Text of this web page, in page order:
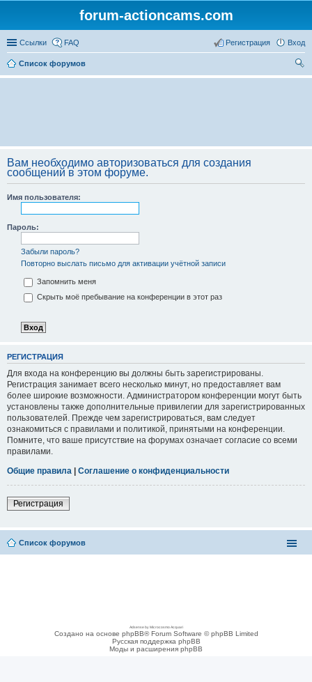
forum-actioncams.com
Ссылки FAQ Вход
Регистрация
Список форумов
ои
Вам необходимо авторизоваться для создания
сообщений в этом форуме.
Имя пользователя:
Пароль:
Забыли пароль?
Повторно выслать письмо для активации учётной записи
Запомнить меня
Скрыть моё пребывание на конференции в этот раз
РЕГИСТРАЦИЯ
Для входа на конференцию вы должны быть зарегистрированы.
Регистрация занимает всего несколько минут, но предоставляет вам
более широкие возможности. Администратором конференции могут быть
установлены также дополнительные привилегии для зарегистрированных
пользователей. Прежде чем зарегистрироваться, вам следует
ознакомиться с правилами и политикой, принятыми на конференции.
Помните, что ваше присутствие на форумах означает согласие со всеми
правилами.
Общие правила | Соглашение о конфиденциальности
Регистрация
Список форумов
Adsense by Microcosmo Acquari
Создано на основе phpBB® Forum Software © phpBB Limited
Русская поддержка phpBB
Моды и расширения phpBB